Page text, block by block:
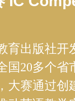
育出版社开
国20多个
大赛通过创